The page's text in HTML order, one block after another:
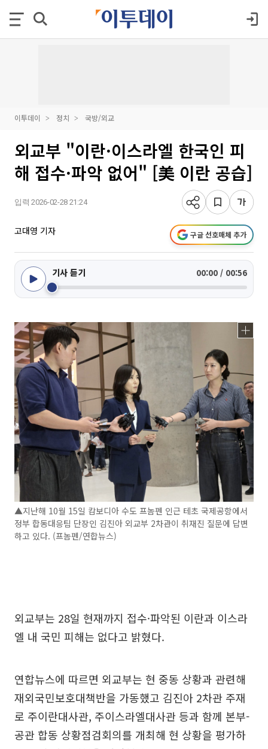
이투데이 정치 국방/외교
외교부 "이란·이스라엘 한국인 피
해 접수·파악 없어" [美 이란 공습]
입력 2026-02-28 21:24
고대영 기자 구글 선호매체 추가
기사 듣기 00:00 / 00:56
▲지난해 10월 15일 캄보디아 수도 프놈펜 인근 테초 국제공항에서
정부 합동대응팀 단장인 김진아 외교부 2차관이 취재진 질문에 답변
하고 있다. (프놈펜/연합뉴스)
외교부는 28일 현재까지 접수·파악된 이란과 이스라
엘 내 국민 피해는 없다고 밝혔다.
연합뉴스에 따르면 외교부는 현 중동 상황과 관련해
재외국민보호대책반을 가동했고 김진아 2차관 주재
로 주이란대사관, 주이스라엘대사관 등과 함께 본부-
공관 합동 상황점검회의를 개최해 현 상황을 평가하